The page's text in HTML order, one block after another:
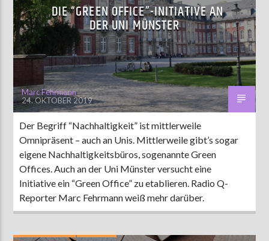
DIE “GREEN OFFICE”-INITIATIVE AN
DER UNI MÜNSTER
Marc Fehrmann
24. OKTOBER 2019
Der Begriff “Nachhaltigkeit” ist mittlerweile
Omnipräsent – auch an Unis. Mittlerweile gibt’s sogar
eigene Nachhaltigkeitsbüros, sogenannte Green
Offices. Auch an der Uni Münster versucht eine
Initiative ein “Green Office” zu etablieren. Radio Q-
Reporter Marc Fehrmann weiß mehr darüber.